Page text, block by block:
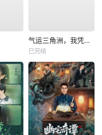
气运三角洲，我凭操作吊打全球
已完结